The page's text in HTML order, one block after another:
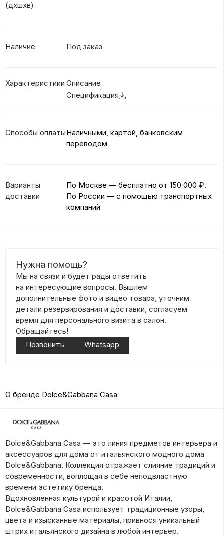
(дхшхв)
Наличие Под заказ
Характеристики Описание
Спецификация
Способы оплатыНаличными, картой, банковским
переводом
Варианты
доставки
По Москве — бесплатно от 150 000 ₽.
По России — с помощью транспортных
компаний
Нужна помощь?
Мы на связи и будет рады ответить
на интересующие вопросы. Вышлем
дополнительные фото и видео товара, уточним
детали резервирования и доставки, согласуем
время для персонального визита в салон.
Обращайтесь!
Позвонить
Whatsapp
О бренде Dolce&Gabbana Casa
Dolce&Gabbana Casa — это линия предметов интерьера и
аксессуаров для дома от итальянского модного дома
Dolce&Gabbana. Коллекция отражает слияние традиций и
современности, воплощая в себе неподвластную
времени эстетику бренда.
Вдохновленная культурой и красотой Италии,
Dolce&Gabbana Casa использует традиционные узоры,
цвета и изысканные материалы, привнося уникальный
штрих итальянского дизайна в любой интерьер.